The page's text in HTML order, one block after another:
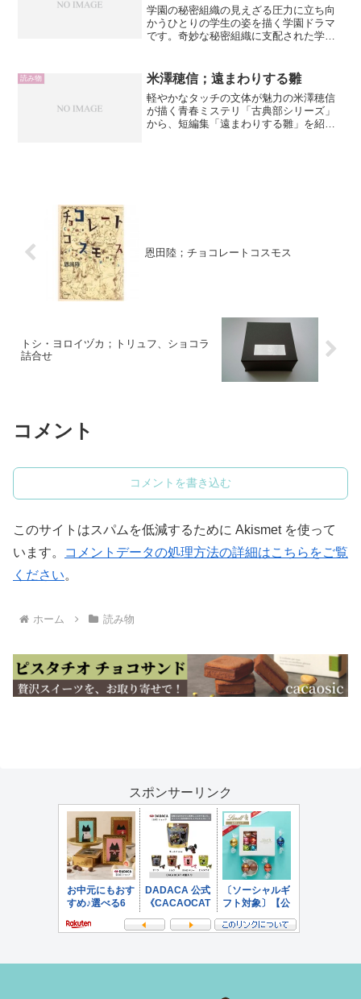
学園の秘密組織の見えざる圧力に立ち向
かうひとりの学生の姿を描く学園ドラマ
です。奇妙な秘密組織に支配された学校
ら生じる弱いものいじめはエスカレート
していきます。チョコレー...
読み物 米澤穂信；遠まわりする雛
軽やかなタッチの文体が魅力の米澤穂信
が描く青春ミステリ「古典部シリーズ」
から、短編集「遠まわりする雛」を紹介
恩田陸；チョコレートコスモス
トシ・ヨロイヅカ；トリュフ、ショコラ
詰合せ
コメント
コメントを書き込む
このサイトはスパムを低減するために Akismet を使って
います。
コメントデータの処理方法の詳細はこちらをご覧
ください。
ホーム 読み物
スポンサーリンク